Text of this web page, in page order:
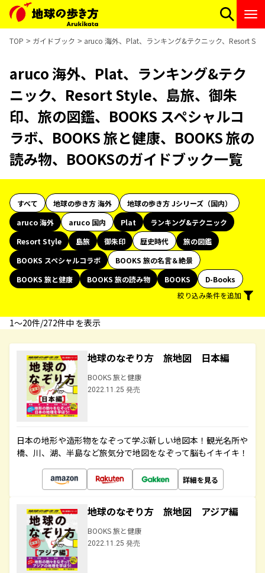
TOP ガイドブック aruco 海外、Plat、ランキング&テクニック、Resort
aruco 海外、Plat、ランキング&テク
ニック、Resort Style、島旅、御朱
印、旅の図鑑、BOOKS スペシャルコ
ラボ、BOOKS 旅と健康、BOOKS 旅の
読み物、BOOKSのガイドブック一覧
すべて 地球の歩き方 海外
地球の歩き方 Jシリーズ（国内）
aruco 海外
aruco 国内 Plat
ランキング&テクニック
Resort Style
島旅 御朱印 歴史時代
旅の図鑑
BOOKS スペシャルコラボ
BOOKS 旅の名言＆絶景
BOOKS 旅と健康
BOOKS 旅の読み物 BOOKS
D-Books
絞り込み条件を追加
1〜20件/272件中 を表示
地球のなぞり方 旅地図 日本編
BOOKS 旅と健康
2022.11.25 発売
日本の地形や造形物をなぞって学ぶ新しい地図本！観光名所や
橋、川、湖、半島など旅気分で地図をなぞって脳もイキイキ！
詳細を見る
地球のなぞり方 旅地図 アジア編
BOOKS 旅と健康
2022.11.25 発売